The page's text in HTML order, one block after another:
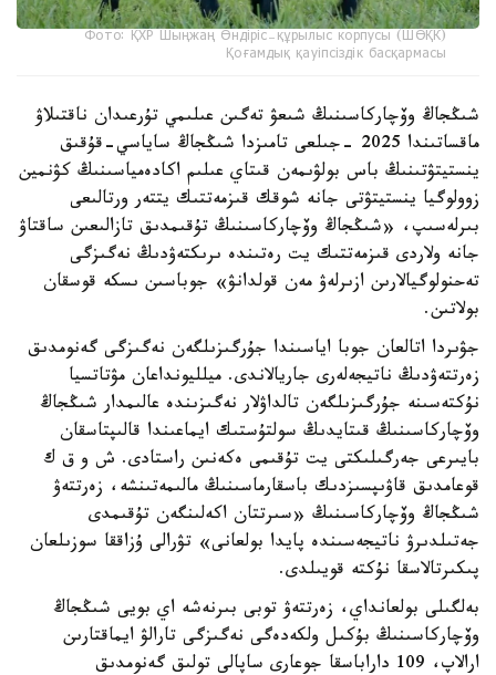
Фото: ҚХР Шыңжаң Өндіріс-құрылыс корпусы (ШӨҚК)
Қоғамдық қауіпсіздік басқармасы
شىڭجاڭ وۆچاركاسىنىڭ شىعۋ تەگىن عىلىمي تۇرعىدان ناقتىلاۋ
ماقساتىندا 2025 -جىلعى تامىزدا شىڭجاڭ ساياسي-قۇقىق
ينستيتۋتىنىڭ باس بولۋىمەن قىتاي عىلىم اكادەمياسىنىڭ كۋنمين
زوولوگيا ينستيتۋتى جانە شوقك قىزمەتتىك يتتەر ورتالىعى
بىرلەسىپ، «شىڭجاڭ وۆچاركاسىنىڭ تۇقىمدىق تازالىعىن ساقتاۋ
جانە ولاردى قىزمەتتىك يت رەتىندە ىرىكتەۋدىڭ نەگىزگى
تەحنولوگيالارىن ازىرلەۋ مەن قولدانۋ» جوباسىن ىسكە قوسقان
بولاتىن.
جۋىردا اتالعان جوبا اياسىندا جۇرگىزىلگەن نەگىزگى گەنومدىق
زەرتتەۋدىڭ ناتيجەلەرى جاريالاندى. ميلليونداعان مۋتاتسيا
نۇكتەسىنە جۇرگىزىلگەن تالداۋلار نەگىزىندە عالىمدار شىڭجاڭ
وۆچاركاسىنىڭ قىتايدىڭ سولتۇستىك ايماعىندا قالىپتاسقان
بايىرعى جەرگىلىكتى يت تۇقىمى ەكەنىن راستادى. ش و ق ك
قوعامدىق قاۋىپسىزدىك باسقارماسىنىڭ مالىمەتىنشە، زەرتتەۋ
شىڭجاڭ وۆچاركاسىنىڭ «سىرتتان اكەلىنگەن تۇقىمدى
جەتىلدىرۋ ناتيجەسىندە پايدا بولعانى» تۋرالى ۇزاققا سوزىلعان
پىكىرتالاسقا نۇكتە قويىلدى.
بەلگىلى بولعانداي، زەرتتەۋ توبى بىرنەشە اي بويى شىڭجاڭ
وۆچاركاسىنىڭ بۇكىل ولكەدەگى نەگىزگى تارالۋ ايماقتارىن
ارالاپ، 109 داراباسقا جوعارى ساپالى تولىق گەنومدىق